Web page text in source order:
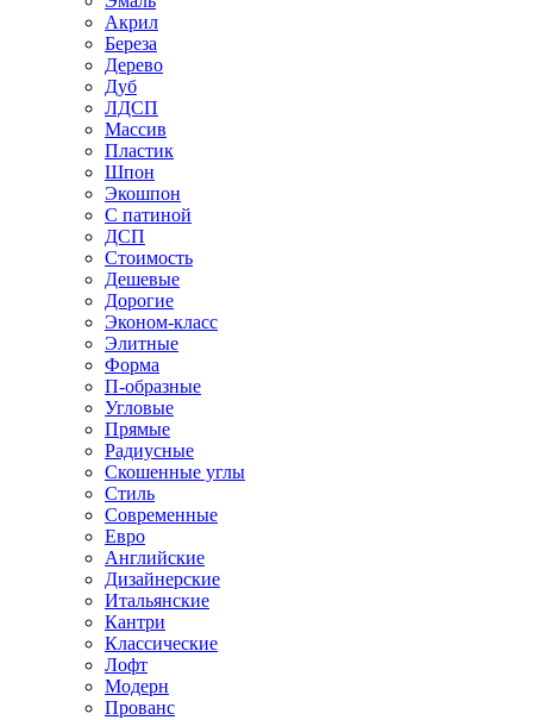
Акрил
Береза
Дерево
Дуб
ЛДСП
Массив
Пластик
Шпон
Экошпон
С патиной
ДСП
Стоимость
Дешевые
Дорогие
Эконом-класс
Элитные
Форма
П-образные
Угловые
Прямые
Радиусные
Скошенные углы
Стиль
Современные
Евро
Английские
Дизайнерские
Итальянские
Кантри
Классические
Лофт
Модерн
Прованс